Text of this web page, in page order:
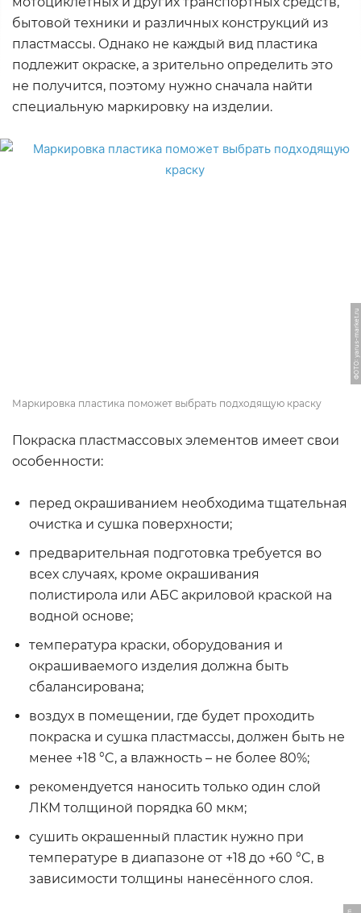
бытовой техники и различных конструкций из
пластмассы. Однако не каждый вид пластика
подлежит окраске, а зрительно определить это
не получится, поэтому нужно сначала найти
специальную маркировку на изделии.
ФОТО: yarus-market.ru
Маркировка пластика поможет выбрать подходящую краску
Покраска пластмассовых элементов имеет свои
особенности:
перед окрашиванием необходима тщательная
очистка и сушка поверхности;
предварительная подготовка требуется во
всех случаях, кроме окрашивания
полистирола или АБС акриловой краской на
водной основе;
температура краски, оборудования и
окрашиваемого изделия должна быть
сбалансирована;
воздух в помещении, где будет проходить
покраска и сушка пластмассы, должен быть не
менее +18 °C, а влажность – не более 80%;
рекомендуется наносить только один слой
ЛКМ толщиной порядка 60 мкм;
сушить окрашенный пластик нужно при
температуре в диапазоне от +18 до +60 °C, в
зависимости толщины нанесённого слоя.